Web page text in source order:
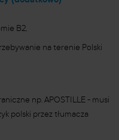
B2,
na terenie Polski
np. APOSTILLE - musi
polski przez tłumacza